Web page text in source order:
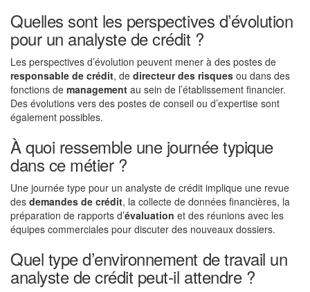
Quelles sont les perspectives d’évolution
pour un analyste de crédit ?
Les perspectives d’évolution peuvent mener à des postes de
responsable de crédit, de directeur des risques ou dans des
fonctions de management au sein de l’établissement financier.
Des évolutions vers des postes de conseil ou d’expertise sont
également possibles.
À quoi ressemble une journée typique
dans ce métier ?
Une journée type pour un analyste de crédit implique une revue
des demandes de crédit, la collecte de données financières, la
préparation de rapports d’évaluation et des réunions avec les
équipes commerciales pour discuter des nouveaux dossiers.
Quel type d’environnement de travail un
analyste de crédit peut-il attendre ?